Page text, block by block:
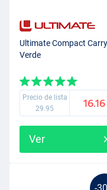
Ultimate Compact Carry
Verde
Precio de lista
29.95
16.16
Ver